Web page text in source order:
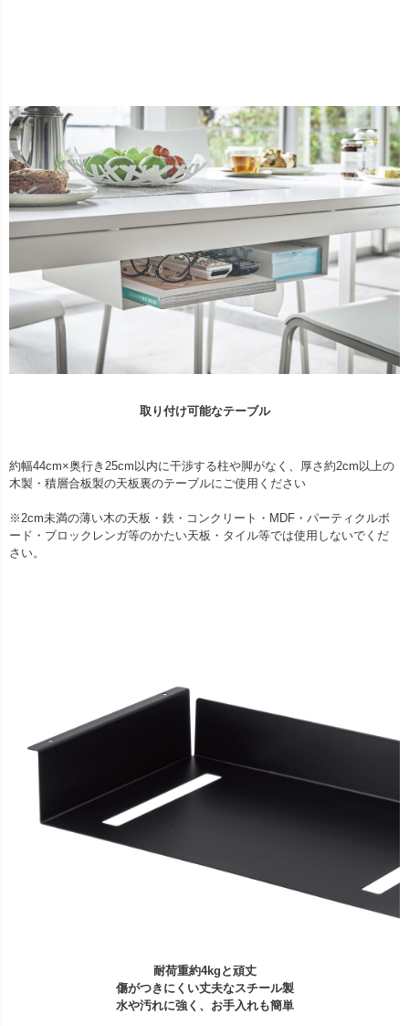
取り付け可能なテーブル
約幅44cm×奥行き25cm以内に干渉する柱や脚がなく、厚さ約2cm以上の
木製・積層合板製の天板裏のテーブルにご使用ください
※2cm未満の薄い木の天板・鉄・コンクリート・MDF・パーティクルボ
ード・ブロックレンガ等のかたい天板・タイル等では使用しないでくだ
さい。
耐荷重約4kgと頑丈
傷がつきにくい丈夫なスチール製
水や汚れに強く、お手入れも簡単